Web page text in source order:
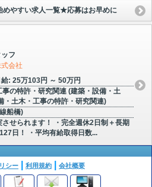
めやすい求人一覧★応募はお早めに
フ
会社
給: 25万103円 ～ 50万円
の特許・研究関連 (建築・設備・土
・土木・工事の特許・研究関連)
船橋)
せられます！ ・完全週休2日制＋長期
日！ ・平均有給取得日数...
シー 利用規約 会社概要